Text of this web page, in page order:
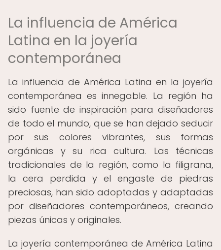
La influencia de América
Latina en la joyería
contemporánea
La influencia de América Latina en la joyería
contemporánea es innegable. La región ha
sido fuente de inspiración para diseñadores
de todo el mundo, que se han dejado seducir
por sus colores vibrantes, sus formas
orgánicas y su rica cultura. Las técnicas
tradicionales de la región, como la filigrana,
la cera perdida y el engaste de piedras
preciosas, han sido adoptadas y adaptadas
por diseñadores contemporáneos, creando
piezas únicas y originales.
La joyería contemporánea de América Latina